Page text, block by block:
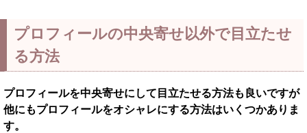
プロフィールの中央寄せ以外で目立たせ
る方法
プロフィールを中央寄せにして目立たせる方法も良いですが
他にもプロフィールをオシャレにする方法はいくつかありま
す。